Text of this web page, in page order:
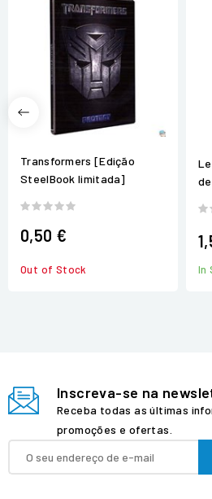
Transformers [Edição
SteelBook limitada]
0,50 €
Out of Stock In
Inscreva-se na
Receba todas as últimas
promoções e ofertas.